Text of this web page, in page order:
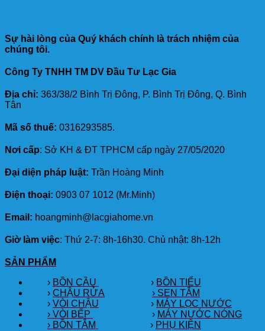
Sự hài lòng của Quý khách chính là trách nhiệm của
chúng tôi.
Công Ty TNHH TM DV Đầu Tư Lạc Gia
Địa chỉ: 363/38/2 Bình Trị Đông, P. Bình Trị Đông, Q. Bình
Tân
Mã số thuế: 0316293585.
Nơi cấp: Sở KH & ĐT TPHCM cấp ngày 27/05/2020
Đại diện pháp luật: Trần Hoàng Minh
Điện thoại: 0903 07 1012 (Mr.Minh)
Email: hoangminh@lacgiahome.vn
Giờ làm việc: Thứ 2-7: 8h-16h30. Chủ nhật: 8h-12h
SẢN PHẨM
› BỒN CẦU › BỒN TIỂU
› CHẬU RỬA
› SEN TẮM
› VÒI CHẬU › MÁY LỌC NƯỚC
› VÒI BẾP
› MÁY NƯỚC NÓNG
› BỒN TẮM
› PHỤ KIỆN